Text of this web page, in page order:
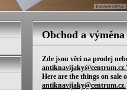
Obchod a výměna
Zde jsou věci na prodej
Here are the things on sale
antiknavijaky@centrum.cz.